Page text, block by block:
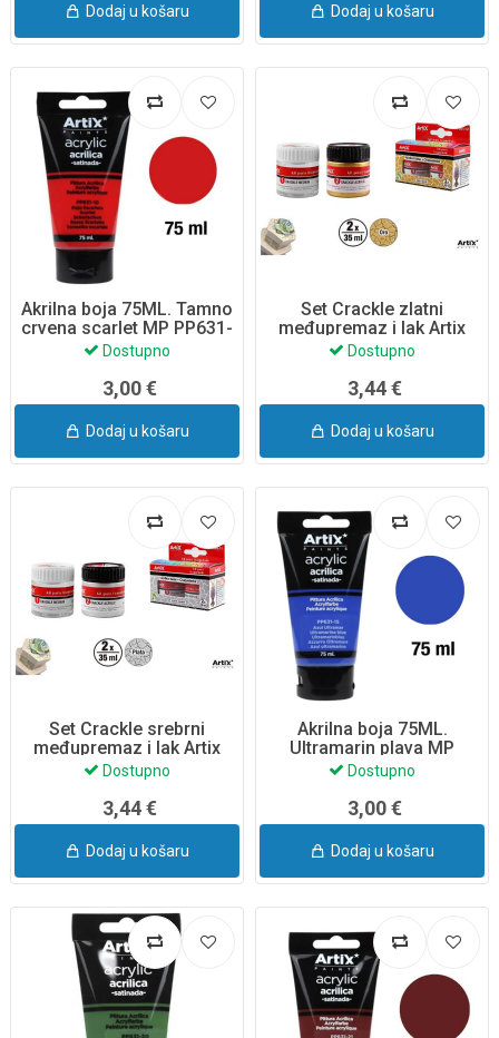
Dodaj u košaru Dodaj u košaru
Akrilna boja 75ML. Tamno
crvena scarlet MP PP631-
10
Dostupno
3,00 €
Dodaj u košaru
Set Crackle zlatni
međupremaz i lak Artix
Dostupno
3,44 €
Dodaj u košaru
Set Crackle srebrni
međupremaz i lak Artix
Dostupno
3,44 €
Dodaj u košaru
Akrilna boja 75ML.
Ultramarin plava MP
PP631-15
Dostupno
3,00 €
Dodaj u košaru